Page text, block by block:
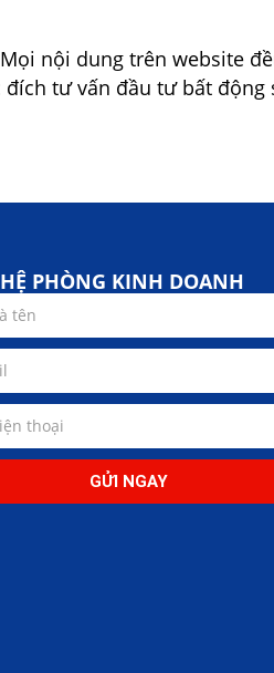
nội dung trên website
tư vấn đầu tư bất động
PHÒNG KINH DOANH
GỬI NGAY